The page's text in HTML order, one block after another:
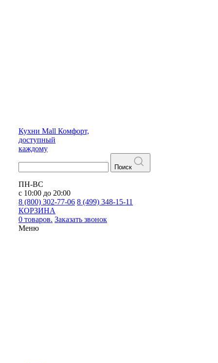
Кухни Mall Комфорт,
доступный
каждому
Поиск
ПН-ВС
с 10:00 до 20:00
8 (800) 302-77-06 8 (499) 348-15-11
КОРЗИНА
0 товаров. Заказать звонок
Меню